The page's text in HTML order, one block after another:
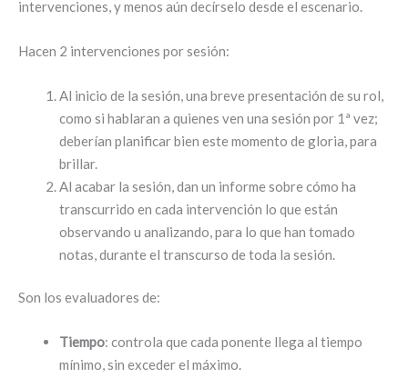
intervenciones, y menos aún decírselo desde el escenario.
Hacen 2 intervenciones por sesión:
Al inicio de la sesión, una breve presentación de su rol,
como si hablaran a quienes ven una sesión por 1ª vez;
deberían planificar bien este momento de gloria, para
brillar.
Al acabar la sesión, dan un informe sobre cómo ha
transcurrido en cada intervención lo que están
observando u analizando, para lo que han tomado
notas, durante el transcurso de toda la sesión.
Son los evaluadores de:
Tiempo: controla que cada ponente llega al tiempo
mínimo, sin exceder el máximo.